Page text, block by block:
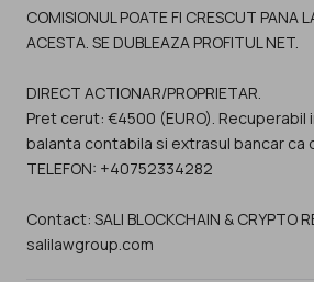
COMISIONUL POATE FI CRESCUT PANA
ACESTA. SE DUBLEAZA PROFITUL NET.
DIRECT ACTIONAR/PROPRIETAR.
Pret cerut: €4500 (EURO).
balanta contabila si extrasul bancar ca
TELEFON: +40752334282
Contact: SALI BLOCKCHAIN & CRYPTO
salilawgroup.com